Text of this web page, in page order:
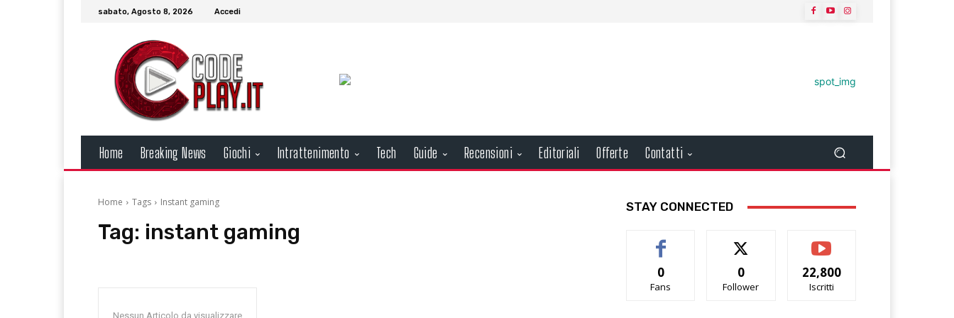
sabato, Agosto 8, 2026 Accedi
Home Breaking News Giochi Intrattenimento Tech Guide Recensioni Editoriali Offerte Contatti
Home Tags Instant gaming
Tag: instant gaming
Nessun Articolo da visualizzare
STAY CONNECTED
0
Fans
0
Follower
22,800
Iscritti